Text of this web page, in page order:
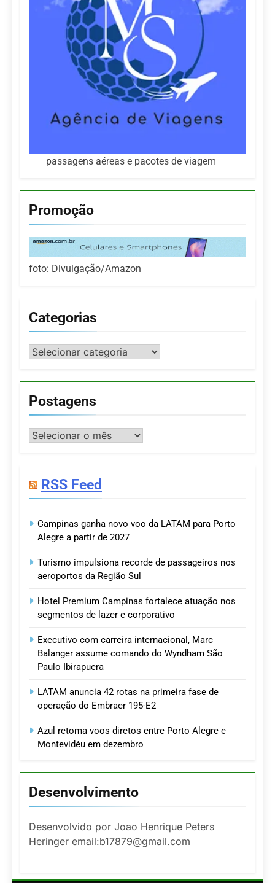
passagens aéreas e pacotes de viagem
Promoção
foto: Divulgação/Amazon
Categorias
Categorias
Postagens
Postagens
RSS Feed
Campinas ganha novo voo da LATAM para Porto
Alegre a partir de 2027
Turismo impulsiona recorde de passageiros nos
aeroportos da Região Sul
Hotel Premium Campinas fortalece atuação nos
segmentos de lazer e corporativo
Executivo com carreira internacional, Marc
Balanger assume comando do Wyndham São
Paulo Ibirapuera
LATAM anuncia 42 rotas na primeira fase de
operação do Embraer 195-E2
Azul retoma voos diretos entre Porto Alegre e
Montevidéu em dezembro
Desenvolvimento
Desenvolvido por Joao Henrique Peters
Heringer email:b17879@gmail.com